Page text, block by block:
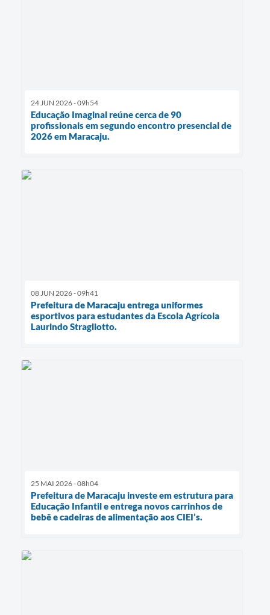
24 JUN 2026 - 09h54
Educação Imaginal reúne cerca de 90
profissionais em segundo encontro presencial de
2026 em Maracaju.
08 JUN 2026 - 09h41
Prefeitura de Maracaju entrega uniformes
esportivos para estudantes da Escola Agrícola
Laurindo Stragliotto.
25 MAI 2026 - 08h04
Prefeitura de Maracaju investe em estrutura para
Educação Infantil e entrega novos carrinhos de
bebê e cadeiras de alimentação aos CIEI’s.